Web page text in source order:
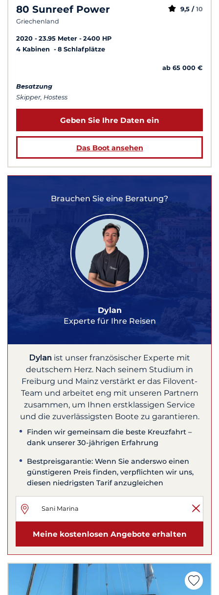
80 Sunreef Power
Griechenland
9,5 / 10
2020 23.95 Meter
2400 HP
4 Kabinen
8 Schlafplätze
ab 65 000 €
Besatzung
Skipper, Hostess
Geben Sie Ihre Daten ein
Das Boot ansehen
Brauchen Sie eine Beratung?
Dylan
Experte für Ihre Reisen
Dylan ist unser französischer Experte mit
deutschem Herz. Nach seinem Studium in
Freiburg und Mainz verstärkt er das Filovent-
Team und arbeitet eng mit unseren Partnern
zusammen, um Ihnen erstklassigen Service
und die zuverlässigsten Boote zu garantieren.
Finden wir gemeinsam die beste Kreuzfahrt –
dank unserer 30-jährigen Erfahrung
Bestpreisgarantie: Wenn Sie anderswo einen
günstigeren Preis finden, verpflichten wir uns,
diesen niedrigsten Tarif anzugleichen
Meine kostenlosen Angebote erhalten